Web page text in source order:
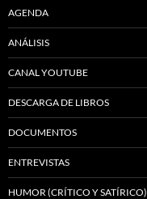
AGENDA
ANÁLISIS
CANAL YOUTUBE
DESCARGA DE LIBROS
DOCUMENTOS
ENTREVISTAS
HUMOR (CRÍTICO Y SATÍRICO)